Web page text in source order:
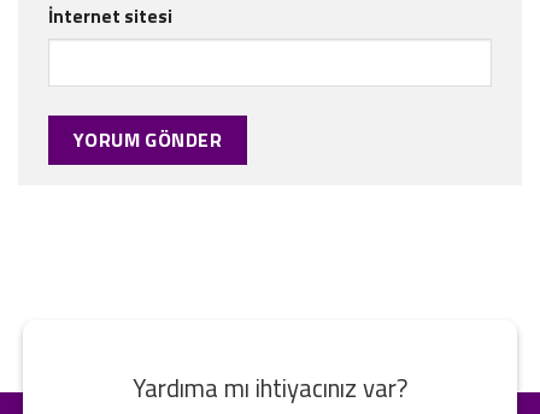
İnternet sitesi
Yardıma mı ihtiyacınız var?